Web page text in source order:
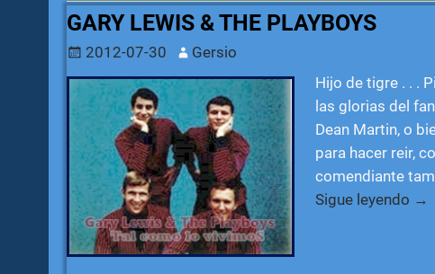
GARY LEWIS & THE PLAYBOYS
2012-07-30
Gersio
Hijo de tigre . . .
las glorias del
Dean Martin, o
para hacer reir,
comendiante
Sigue leyendo →